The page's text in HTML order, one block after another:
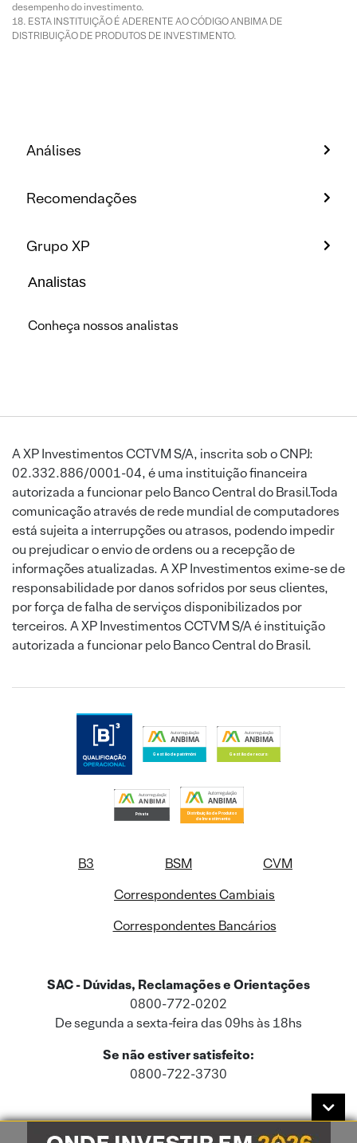
desempenho do investimento.
ESTA INSTITUIÇÃO É ADERENTE AO CÓDIGO ANBIMA DE
DISTRIBUIÇÃO DE PRODUTOS DE INVESTIMENTO.
Análises
Recomendações
Grupo XP
Analistas
Conheça nossos analistas
A XP Investimentos CCTVM S/A, inscrita sob o CNPJ:
02.332.886/0001-04, é uma instituição financeira
autorizada a funcionar pelo Banco Central do Brasil.Toda
comunicação através de rede mundial de computadores
está sujeita a interrupções ou atrasos, podendo impedir
ou prejudicar o envio de ordens ou a recepção de
informações atualizadas. A XP Investimentos exime-se de
responsabilidade por danos sofridos por seus clientes,
por força de falha de serviços disponibilizados por
terceiros. A XP Investimentos CCTVM S/A é instituição
autorizada a funcionar pelo Banco Central do Brasil.
B3 BSM
CVM
Correspondentes Cambiais
Correspondentes Bancários
SAC - Dúvidas, Reclamações e Orientações
0800-772-0202
De segunda a sexta-feira das 09hs às 18hs
Se não estiver satisfeito:
0800-722-3730
Este site usa cookies e dados pessoais de acordo com a nossaPolítica de